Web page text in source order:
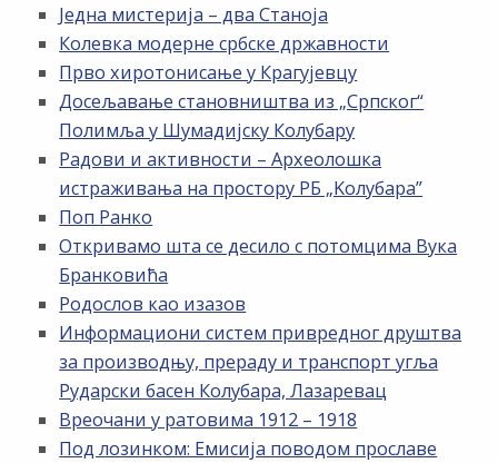
Једна мистерија – два Станоја
Колевка модерне србске државности
Прво хиротонисање у Крагујевцу
Досељавање становништва из „Српског“
Полимља у Шумадијску Колубару
Радови и активности – Археолошка
истраживања на простору РБ „Kолубара”
Поп Ранко
Откривамо шта се десило с потомцима Вука
Бранковића
Родослов као изазов
Информациони систем привредног друштва
за производњу, прераду и транспорт угља
Рударски басен Колубара, Лазаревац
Вреочани у ратовима 1912 – 1918
Под лозинком: Емисија поводом прославе